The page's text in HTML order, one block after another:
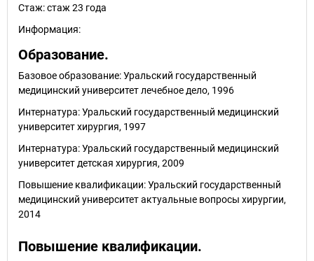
Стаж:стаж 23 года
Информация:
Образование.
Базовое образование: Уральский государственный
медицинский университет лечебное дело, 1996
Интернатура: Уральский государственный медицинский
университет хирургия, 1997
Интернатура: Уральский государственный медицинский
университет детская хирургия, 2009
Повышение квалификации: Уральский государственный
медицинский университет актуальные вопросы хирургии,
2014
Повышение квалификации.